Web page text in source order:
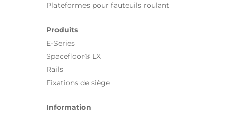
Plateformes pour fauteuils roulant
Produits
E-Series
Spacefloor® LX
Rails
Fixations de siège
Information